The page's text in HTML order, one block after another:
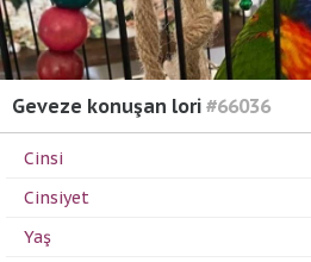
Geveze konuşan lori #66036
Cinsi
Cinsiyet
Yaş